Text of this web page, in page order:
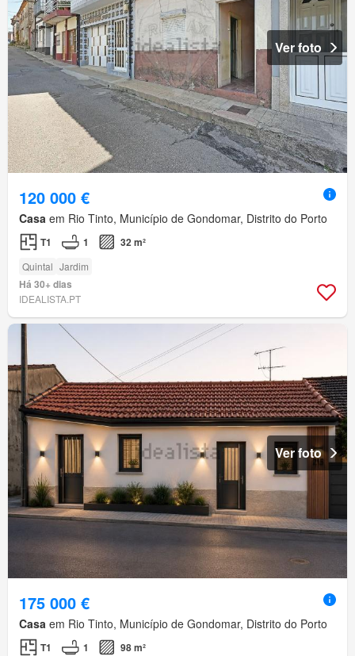
Ver foto
120 000 €
Casa em Rio Tinto, Município de Gondomar, Distrito do Porto
T1 1 32 m²
Quintal Jardim
Há 30+ dias
IDEALISTA.PT
Ver foto
175 000 €
Casa em Rio Tinto, Município de Gondomar, Distrito do Porto
T1 1
98 m²